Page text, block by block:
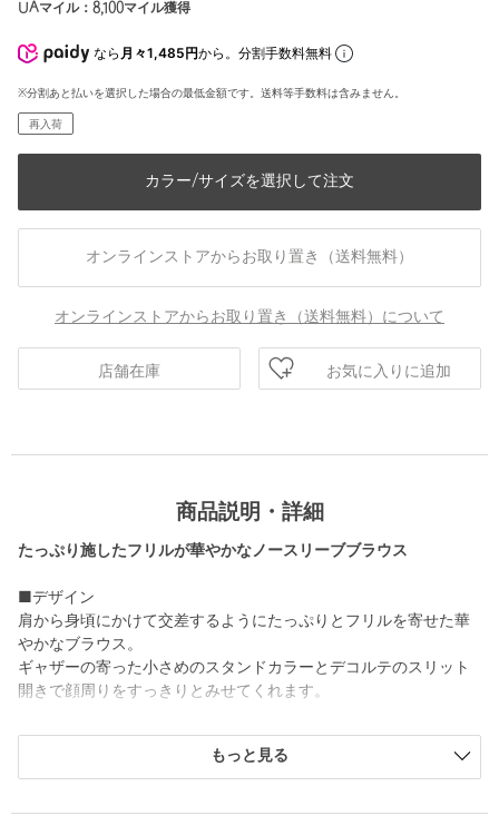
UAマイル： 8,100マイル獲得
なら 月々1,485円から。分割手数料無料
※分割あと払いを選択した場合の最低金額です。送料等手数料は含みません。
再入荷
カラー/サイズを選択して注文
オンラインストアからお取り置き（送料無料）
オンラインストアからお取り置き（送料無料）について
店舗在庫 お気に入りに追加
商品説明・詳細
たっぷり施したフリルが華やかなノースリーブブラウス
■デザイン
肩から身頃にかけて交差するようにたっぷりとフリルを寄せた華
やかなブラウス。
ギャザーの寄った小さめのスタンドカラーとデコルテのスリット
開きで顔周りをすっきりとみせてくれます。
■素材
繊細な微光沢と滑らかな表面感で上品なイメージのフィブリルサ
もっと見る